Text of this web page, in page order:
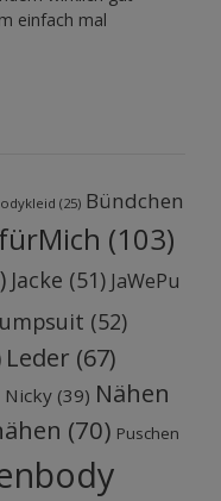
einfach mal
(25) Bündchen
fürMich (103)
Jacke (51) JaWePu
(52)
Leder (67)
Nicky (39) Nähen
(70) Puschen